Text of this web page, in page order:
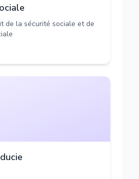
de la sécurité sociale et de